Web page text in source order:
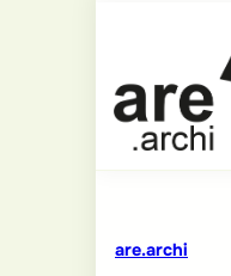
are.archi